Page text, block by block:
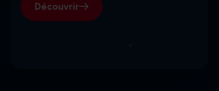
Découvrir